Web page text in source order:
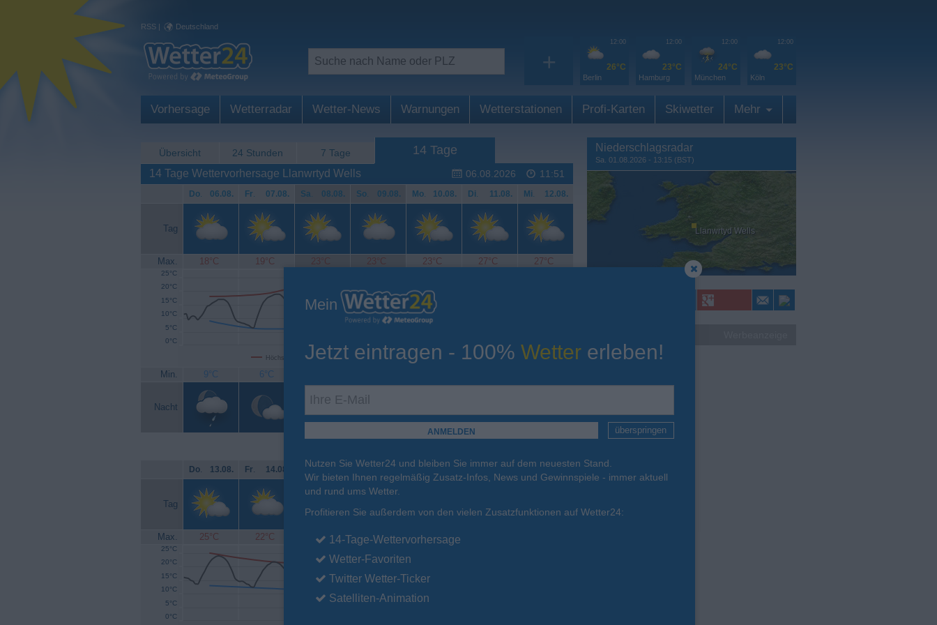
RSS | Deutschland
+
12:00
26°C
Berlin
12:00
23°C
Hamburg
12:00
24°C
München
12:00
23°C
Köln
Vorhersage Wetterradar Wetter-News Warnungen Wetterstationen Profi-Karten Skiwetter Mehr
Übersicht 24 Stunden 7 Tage 14 Tage
06.08.2026 11:51
14 Tage Wettervorhersage Llanwrtyd Wells
Do. 06.08. Fr. 07.08. Sa. 08.08. So. 09.08. Mo. 10.08. Di. 11.08. Mi. 12.08.
Tag
Max. 18°C 19°C 23°C 23°C 23°C 27°C 27°C
Höchsttemperatur Tiefsttemperatur Aktuelle Temperatur
0°C
5°C
10°C
15°C
20°C
25°C
Min. 9°C 6°C
Nacht
Do. 13.08. Fr. 14.08. Sa. 15.08. So. 16.08. Mo . 17.08. Di. 18.08. Mi. 19.08.
Tag
Max. 25°C 22°C 21°C 21°C 21°C
0°C
5°C
10°C
15°C
20°C
25°C
Niederschlagsradar
Sa. 01.08.2026 - 13:15 (BST)
Llanwrtyd Wells
Mein
Jetzt eintragen - 100% Wetter erleben!
überspringen
Nutzen Sie Wetter24 und bleiben Sie immer auf dem neuesten Stand.
Wir bieten Ihnen regelmäßig Zusatz-Infos, News und Gewinnspiele - immer aktuell
und rund ums Wetter.
Profitieren Sie außerdem von den vielen Zusatzfunktionen auf Wetter24:
14-Tage-Wettervorhersage
Wetter-Favoriten
Twitter Wetter-Ticker
Satelliten-Animation